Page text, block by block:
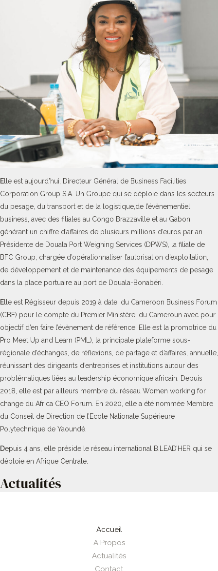
E lle est aujourd’hui, Directeur Général de Business Facilities
Corporation Group S.A. Un Groupe qui se déploie dans les secteurs
du pesage, du transport et de la logistique,de l’évènementiel
business, avec des filiales au Congo Brazzaville et au Gabon,
générant un chiffre d’affaires de plusieurs millions d’euros par an.
Présidente de Douala Port Weighing Services (DPWS), la filiale de
BFC Group, chargée d’opérationnaliser l’autorisation d’exploitation,
de développement et de maintenance des équipements de pesage
dans la place portuaire au port de Douala-Bonabéri.
E lle est Régisseur depuis 2019 à date, du Cameroon Business Forum
(CBF) pour le compte du Premier Ministère, du Cameroun avec pour
objectif d’en faire l’évènement de référence. Elle est la promotrice du
Pro Meet Up and Learn (PML), la principale plateforme sous-
régionale d’échanges, de réflexions, de partage et d’affaires, annuelle,
réunissant des dirigeants d’entreprises et institutions autour des
problématiques liées au leadership économique africain. Depuis
2018, elle est par ailleurs membre du réseau Women working for
change du Africa CEO Forum. En 2020, elle a été nommée Membre
du Conseil de Direction de l’Ecole Nationale Supérieure
Polytechnique de Yaoundé.
Depuis 4 ans, elle préside le réseau international B.LEAD’HER qui se
déploie en Afrique Centrale.
Actualités
Accueil
A Propos
Actualités
Contact